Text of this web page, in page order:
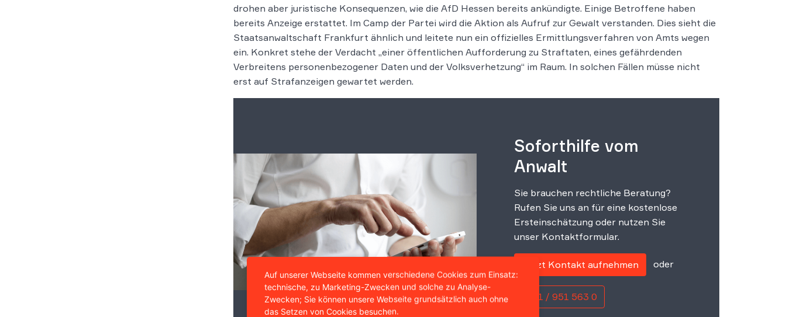
drohen aber juristische Konsequenzen, wie die AfD Hessen bereits ankündigte. Einige Betroffene haben
bereits Anzeige erstattet. Im Camp der Partei wird die Aktion als Aufruf zur Gewalt verstanden. Dies sieht die
Staatsanwaltschaft Frankfurt ähnlich und leitete nun ein offizielles Ermittlungsverfahren von Amts wegen
ein. Konkret stehe der Verdacht „einer öffentlichen Aufforderung zu Straftaten, eines gefährdenden
Verbreitens personenbezogener Daten und der Volksverhetzung“ im Raum. In solchen Fällen müsse nicht
erst auf Strafanzeigen gewartet werden.
Soforthilfe vom
Anwalt
Sie brauchen rechtliche Beratung?
Rufen Sie uns an für eine kostenlose
Ersteinschätzung oder nutzen Sie
unser Kontaktformular.
Jetzt Kontakt aufnehmen oder
0221 / 951 563 0
Auf unserer Webseite kommen verschiedene Cookies zum Einsatz:
technische, zu Marketing-Zwecken und solche zu Analyse-
Zwecken; Sie können unsere Webseite grundsätzlich auch ohne
das Setzen von Cookies besuchen.